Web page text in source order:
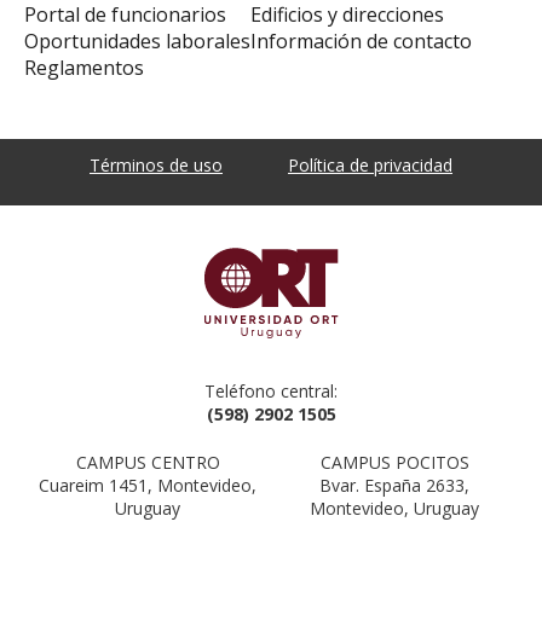
Portal de funcionarios
Oportunidades laborales
Reglamentos
Edificios y direcciones
Información de contacto
Términos de uso Política de privacidad
Teléfono central:
(598) 2902 1505
CAMPUS CENTRO
Cuareim 1451, Montevideo,
Uruguay
CAMPUS POCITOS
Bvar. España 2633,
Montevideo, Uruguay